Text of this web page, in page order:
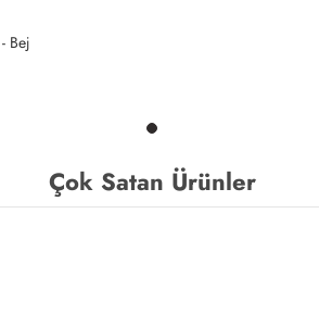
Bej
Çok Satan Ürünler